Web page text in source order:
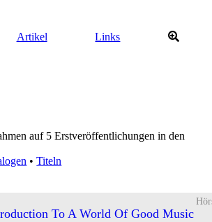
Artikel Links
auf 5 Erstveröffentlichungen in den
•Titeln
To A World Of Good Music